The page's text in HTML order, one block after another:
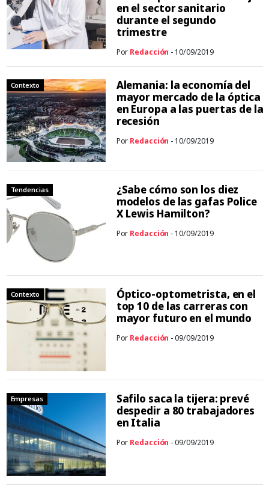
en el sector sanitario
durante el segundo
trimestre
Por Redacción - 10/09/2019
Contexto
Alemania: la economía del
mayor mercado de la óptica
en Europa a las puertas de la
recesión
Por Redacción - 10/09/2019
Tendencias
¿Sabe cómo son los diez
modelos de las gafas Police
X Lewis Hamilton?
Por Redacción - 10/09/2019
Contexto
Óptico-optometrista, en el
top 10 de las carreras con
mayor futuro en el mundo
Por Redacción - 09/09/2019
Empresas
Safilo saca la tijera: prevé
despedir a 80 trabajadores
en Italia
Por Redacción - 09/09/2019